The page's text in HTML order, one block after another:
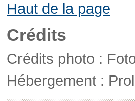
Haut de la page
Crédits
Crédits photo :
Hébergement :